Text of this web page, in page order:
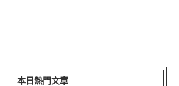
本日熱門文章